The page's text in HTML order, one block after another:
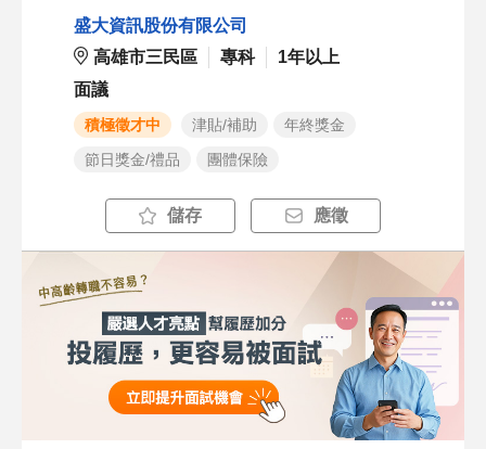
盛大資訊股份有限公司
高雄市三民區
專科
1年以上
面議
積極徵才中 津貼/補助
年終獎金
節日獎金/禮品
團體保險
儲存 應徵